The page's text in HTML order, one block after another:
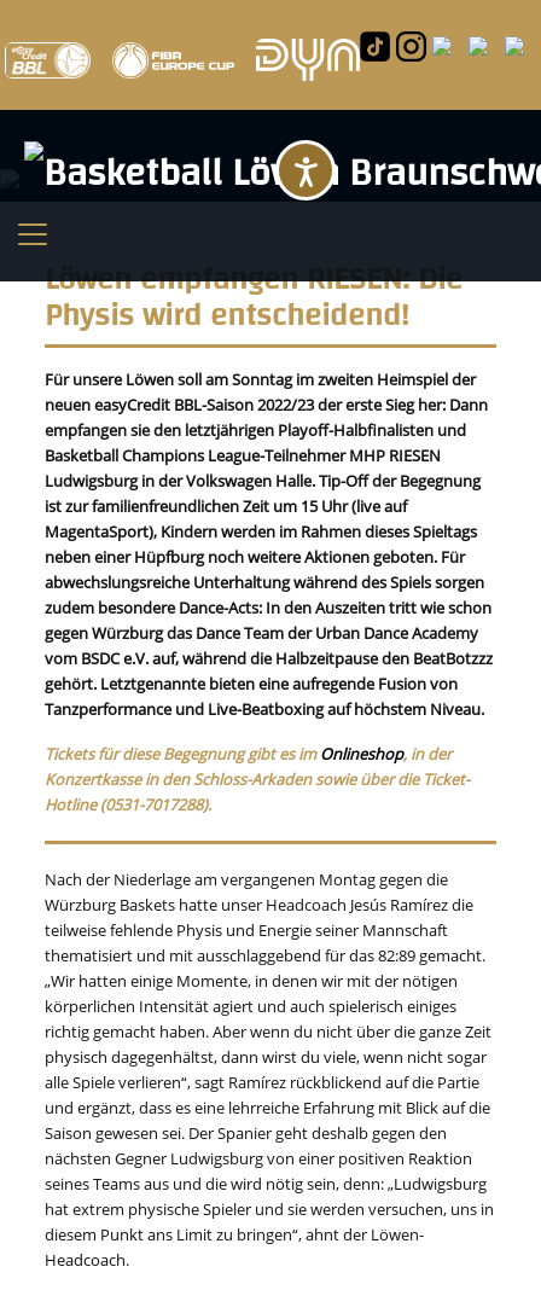
Löwen empfangen RIESEN: Die
Physis wird entscheidend!
Für unsere Löwen soll am Sonntag im zweiten Heimspiel der
neuen easyCredit BBL-Saison 2022/23 der erste Sieg her: Dann
empfangen sie den letztjährigen Playoff-Halbfinalisten und
Basketball Champions League-Teilnehmer MHP RIESEN
Ludwigsburg in der Volkswagen Halle. Tip-Off der Begegnung
ist zur familienfreundlichen Zeit um 15 Uhr (live auf
MagentaSport), Kindern werden im Rahmen dieses Spieltags
neben einer Hüpfburg noch weitere Aktionen geboten. Für
abwechslungsreiche Unterhaltung während des Spiels sorgen
zudem besondere Dance-Acts: In den Auszeiten tritt wie schon
gegen Würzburg das Dance Team der Urban Dance Academy
vom BSDC e.V. auf, während die Halbzeitpause den BeatBotzzz
gehört. Letztgenannte bieten eine aufregende Fusion von
Tanzperformance und Live-Beatboxing auf höchstem Niveau.
Tickets für diese Begegnung gibt es imOnlineshop, in der
Konzertkasse in den Schloss-Arkaden sowie über die Ticket-
Hotline (0531-7017288).
Nach der Niederlage am vergangenen Montag gegen die
Würzburg Baskets hatte unser Headcoach Jesús Ramírez die
teilweise fehlende Physis und Energie seiner Mannschaft
thematisiert und mit ausschlaggebend für das 82:89 gemacht.
„Wir hatten einige Momente, in denen wir mit der nötigen
körperlichen Intensität agiert und auch spielerisch einiges
richtig gemacht haben. Aber wenn du nicht über die ganze Zeit
physisch dagegenhältst, dann wirst du viele, wenn nicht sogar
alle Spiele verlieren“, sagt Ramírez rückblickend auf die Partie
und ergänzt, dass es eine lehrreiche Erfahrung mit Blick auf die
Saison gewesen sei. Der Spanier geht deshalb gegen den
nächsten Gegner Ludwigsburg von einer positiven Reaktion
seines Teams aus und die wird nötig sein, denn: „Ludwigsburg
hat extrem physische Spieler und sie werden versuchen, uns in
diesem Punkt ans Limit zu bringen“, ahnt der Löwen-
Headcoach.